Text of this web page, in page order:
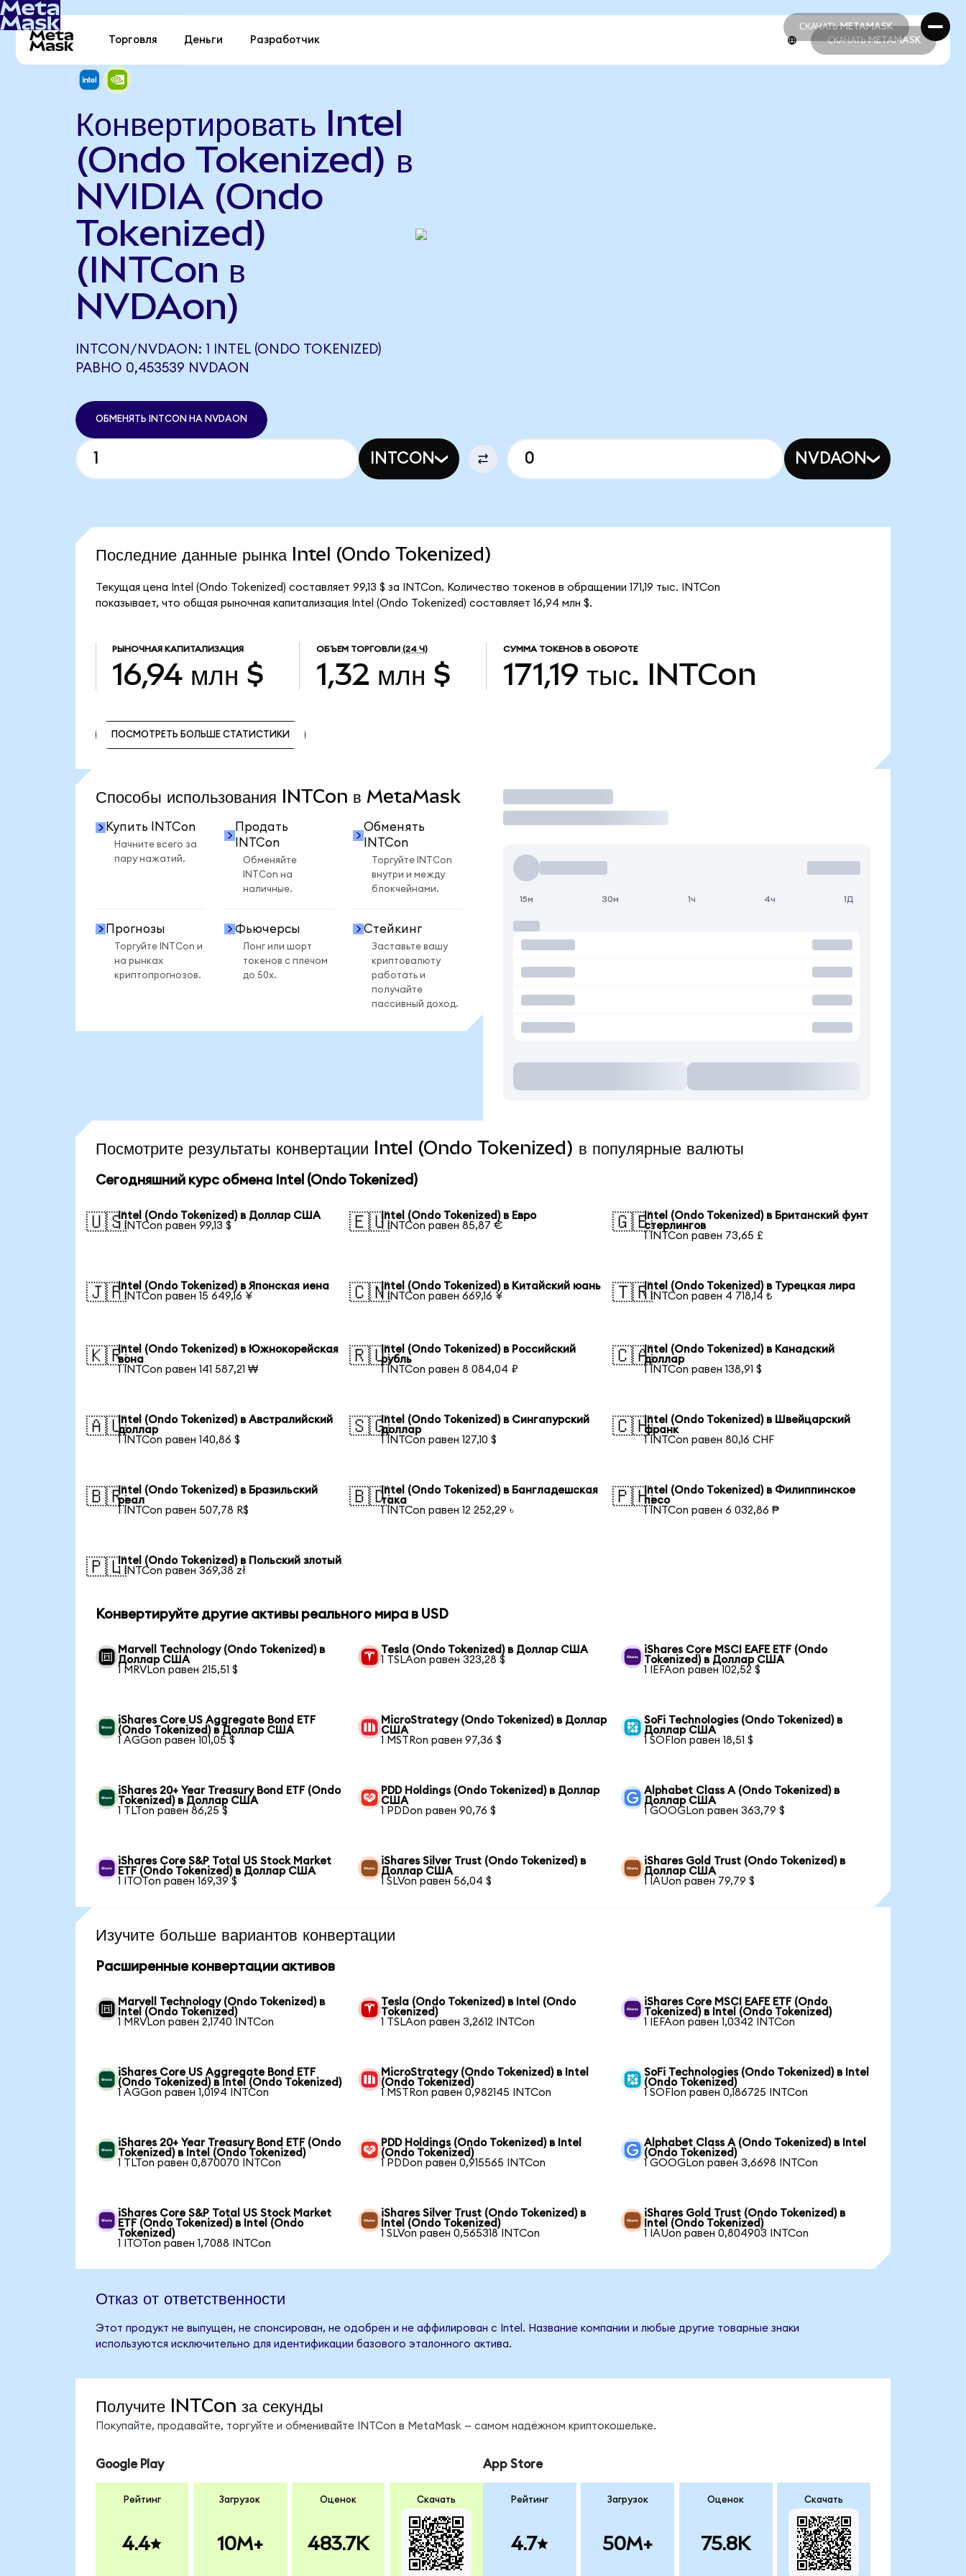
СКАЧАТЬ METAMASK
СКАЧАТЬ METAMASK
Торговля Деньги Разработчик СКАЧАТЬ METAMASK
Конвертировать Intel
(Ondo Tokenized) в
NVIDIA (Ondo
Tokenized)
(INTCon в
NVDAon)
INTCON/NVDAON: 1 INTEL (ONDO TOKENIZED)
РАВНО 0,453539 NVDAON
ОБМЕНЯТЬ INTCON НА NVDAON
INTCON NVDAON
Последние данные рынка Intel (Ondo Tokenized)
Текущая цена Intel (Ondo Tokenized) составляет 99,13 $ за INTCon. Количество токенов в обращении 171,19 тыс. INTCon
показывает, что общая рыночная капитализация Intel (Ondo Tokenized) составляет 16,94 млн $.
РЫНОЧНАЯ КАПИТАЛИЗАЦИЯ
16,94 млн $
ОБЪЕМ ТОРГОВЛИ (24 Ч)
1,32 млн $
СУММА ТОКЕНОВ В ОБОРОТЕ
171,19 тыс. INTCon
ПОСМОТРЕТЬ БОЛЬШЕ СТАТИСТИКИ
Способы использования INTCon в MetaMask
Купить INTCon
Начните всего за
пару нажатий.
Продать
INTCon
Обменяйте
INTCon на
наличные.
Обменять
INTCon
Торгуйте INTCon
внутри и между
блокчейнами.
Прогнозы
Торгуйте INTCon и
на рынках
криптопрогнозов.
Фьючерсы
Лонг или шорт
токенов с плечом
до 50x.
Стейкинг
Заставьте вашу
криптовалюту
работать и
получайте
пассивный доход.
Торговать
15м 30м 1ч 4ч 1Д
Посмотрите результаты конвертации Intel (Ondo Tokenized) в популярные валюты
Сегодняшний курс обмена Intel (Ondo Tokenized)
🇺🇸Intel (Ondo Tokenized) в Доллар США
1 INTCon равен 99,13 $
🇪🇺Intel (Ondo Tokenized) в Евро
1 INTCon равен 85,87 €
🇬🇧Intel (Ondo Tokenized) в Британский фунт
стерлингов
1 INTCon равен 73,65 £
🇯🇵Intel (Ondo Tokenized) в Японская иена
1 INTCon равен 15 649,16 ¥
🇨🇳Intel (Ondo Tokenized) в Китайский юань
1 INTCon равен 669,16 ¥
🇹🇷Intel (Ondo Tokenized) в Турецкая лира
1 INTCon равен 4 718,14 ₺
🇰🇷Intel (Ondo Tokenized) в Южнокорейская
вона
1 INTCon равен 141 587,21 ₩
🇷🇺Intel (Ondo Tokenized) в Российский
рубль
1 INTCon равен 8 084,04 ₽
🇨🇦Intel (Ondo Tokenized) в Канадский
доллар
1 INTCon равен 138,91 $
🇦🇺Intel (Ondo Tokenized) в Австралийский
доллар
1 INTCon равен 140,86 $
🇸🇬Intel (Ondo Tokenized) в Сингапурский
доллар
1 INTCon равен 127,10 $
🇨🇭Intel (Ondo Tokenized) в Швейцарский
франк
1 INTCon равен 80,16 CHF
🇧🇷Intel (Ondo Tokenized) в Бразильский
реал
1 INTCon равен 507,78 R$
🇧🇩Intel (Ondo Tokenized) в Бангладешская
така
1 INTCon равен 12 252,29 ৳
🇵🇭Intel (Ondo Tokenized) в Филиппинское
песо
1 INTCon равен 6 032,86 ₱
🇵🇱Intel (Ondo Tokenized) в Польский злотый
1 INTCon равен 369,38 zł
Конвертируйте другие активы реального мира в USD
Marvell Technology (Ondo Tokenized) в
Доллар США
1 MRVLon равен 215,51 $
Tesla (Ondo Tokenized) в Доллар США
1 TSLAon равен 323,28 $
iShares Core MSCI EAFE ETF (Ondo
Tokenized) в Доллар США
1 IEFAon равен 102,52 $
iShares Core US Aggregate Bond ETF
(Ondo Tokenized) в Доллар США
1 AGGon равен 101,05 $
MicroStrategy (Ondo Tokenized) в Доллар
США
1 MSTRon равен 97,36 $
SoFi Technologies (Ondo Tokenized) в
Доллар США
1 SOFIon равен 18,51 $
iShares 20+ Year Treasury Bond ETF (Ondo
Tokenized) в Доллар США
1 TLTon равен 86,25 $
PDD Holdings (Ondo Tokenized) в Доллар
США
1 PDDon равен 90,76 $
Alphabet Class A (Ondo Tokenized) в
Доллар США
1 GOOGLon равен 363,79 $
iShares Core S&P Total US Stock Market
ETF (Ondo Tokenized) в Доллар США
1 ITOTon равен 169,39 $
iShares Silver Trust (Ondo Tokenized) в
Доллар США
1 SLVon равен 56,04 $
iShares Gold Trust (Ondo Tokenized) в
Доллар США
1 IAUon равен 79,79 $
Изучите больше вариантов конвертации
Расширенные конвертации активов
Marvell Technology (Ondo Tokenized) в
Intel (Ondo Tokenized)
1 MRVLon равен 2,1740 INTCon
Tesla (Ondo Tokenized) в Intel (Ondo
Tokenized)
1 TSLAon равен 3,2612 INTCon
iShares Core MSCI EAFE ETF (Ondo
Tokenized) в Intel (Ondo Tokenized)
1 IEFAon равен 1,0342 INTCon
iShares Core US Aggregate Bond ETF
(Ondo Tokenized) в Intel (Ondo Tokenized)
1 AGGon равен 1,0194 INTCon
MicroStrategy (Ondo Tokenized) в Intel
(Ondo Tokenized)
1 MSTRon равен 0,982145 INTCon
SoFi Technologies (Ondo Tokenized) в Intel
(Ondo Tokenized)
1 SOFIon равен 0,186725 INTCon
iShares 20+ Year Treasury Bond ETF (Ondo
Tokenized) в Intel (Ondo Tokenized)
1 TLTon равен 0,870070 INTCon
PDD Holdings (Ondo Tokenized) в Intel
(Ondo Tokenized)
1 PDDon равен 0,915565 INTCon
Alphabet Class A (Ondo Tokenized) в Intel
(Ondo Tokenized)
1 GOOGLon равен 3,6698 INTCon
iShares Core S&P Total US Stock Market
ETF (Ondo Tokenized) в Intel (Ondo
Tokenized)
1 ITOTon равен 1,7088 INTCon
iShares Silver Trust (Ondo Tokenized) в
Intel (Ondo Tokenized)
1 SLVon равен 0,565318 INTCon
iShares Gold Trust (Ondo Tokenized) в
Intel (Ondo Tokenized)
1 IAUon равен 0,804903 INTCon
Отказ от ответственности
Этот продукт не выпущен, не спонсирован, не одобрен и не аффилирован с Intel. Название компании и любые другие товарные знаки
используются исключительно для идентификации базового эталонного актива.
Получите INTCon за секунды
Покупайте, продавайте, торгуйте и обменивайте INTCon в MetaMask — самом надёжном криптокошельке.
Google Play
Рейтинг
4.4
Загрузок
10M+
Оценок
483.7K
Скачать
App Store
Рейтинг
4.7
Загрузок
50M+
Оценок
75.8K
Скачать